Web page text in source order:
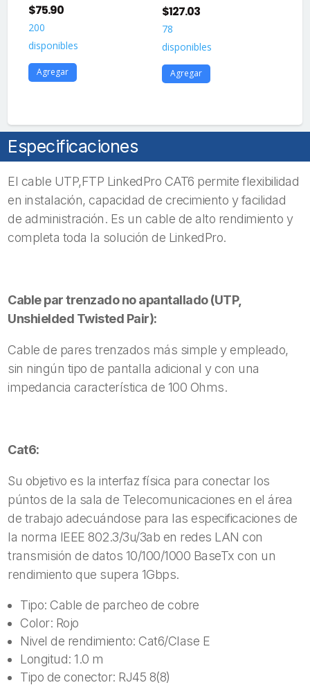
$75.90
200
disponibles
Agregar
$127.03
78
disponibles
Agregar
Especificaciones
El cable UTP,FTP LinkedPro CAT6 permite flexibilidad
en instalación, capacidad de crecimiento y facilidad
de administración. Es un cable de alto rendimiento y
completa toda la solución de LinkedPro.
Cable par trenzado no apantallado (UTP,
Unshielded Twisted Pair):
Cable de pares trenzados más simple y empleado,
sin ningún tipo de pantalla adicional y con una
impedancia característica de 100 Ohms.
Cat6:
Su objetivo es la interfaz física para conectar los
púntos de la sala de Telecomunicaciones en el área
de trabajo adecuándose para las especificaciones de
la norma IEEE 802.3/3u/3ab en redes LAN con
transmisión de datos 10/100/1000 BaseTx con un
rendimiento que supera 1Gbps.
Tipo: Cable de parcheo de cobre
Color: Rojo
Nivel de rendimiento: Cat6/Clase E
Longitud: 1.0 m
Tipo de conector: RJ45 8(8)